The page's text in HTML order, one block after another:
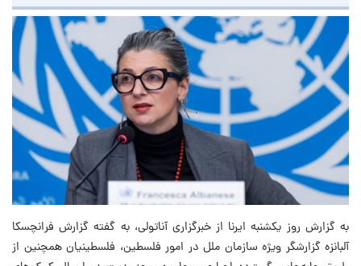
به گزارش روز یکشنبه ایرنا از خبرگزاری آناتولی، به گفته گزارش فرانچسکا
آلبانزه گزارشگر ویژه سازمان ملل در امور فلسطین، فلسطینیان همچنین از